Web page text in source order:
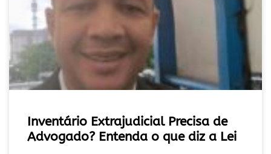
Inventário Extrajudicial Precisa de
Advogado? Entenda o que diz a Lei